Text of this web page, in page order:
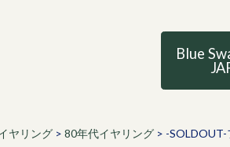
Blue
ヤリング> 80年代イヤリング> -SOLDOUT-